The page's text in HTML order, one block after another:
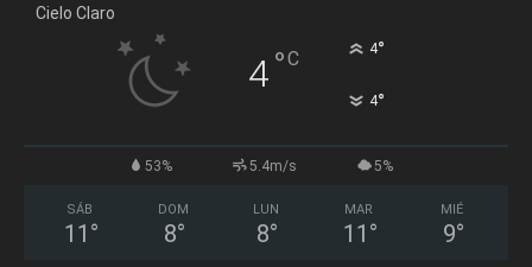
Cielo Claro
4°C 4°
4°
53% 5.4m/s 5%
SÁB
11 °
DOM
8°
LUN
8°
MAR
11 °
MIÉ
9°